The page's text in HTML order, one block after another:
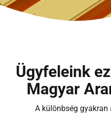
Ügyfeleink
Magyar
A különbség